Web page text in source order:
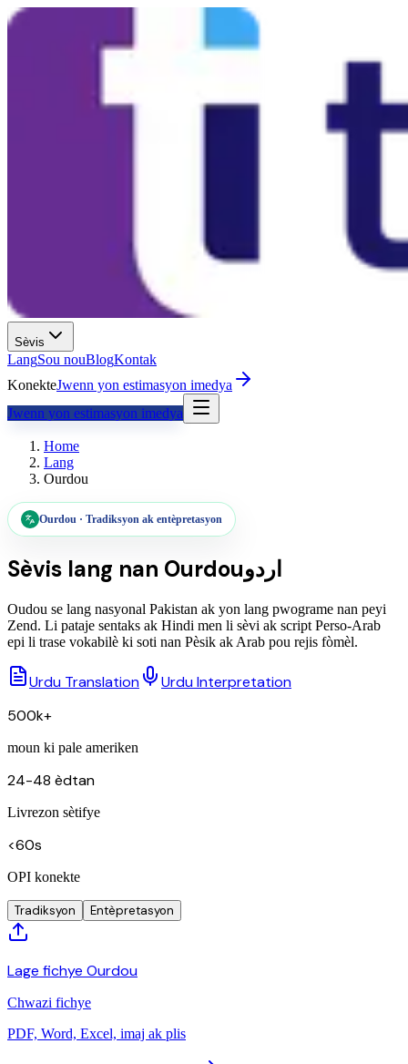
Sèvis
LangSou nouBlogKontak
KonekteJwenn yon estimasyon imedya
Jwenn yon estimasyon imedya
Home
Lang
Ourdou
Ourdou · Tradiksyon ak entèpretasyon
Sèvis lang nan Ourdouاردو
Oudou se lang nasyonal Pakistan ak yon lang pwograme nan peyi
Zend. Li pataje sentaks ak Hindi men li sèvi ak script Perso-Arab
epi li trase vokabilè ki soti nan Pèsik ak Arab pou rejis fòmèl.
Urdu Translation
Urdu Interpretation
500k+
moun ki pale ameriken
24-48 èdtan
Livrezon sètifye
<60s
OPI konekte
Tradiksyon Entèpretasyon
Lage fichye Ourdou
Chwazi fichye
PDF, Word, Excel, imaj ak plis